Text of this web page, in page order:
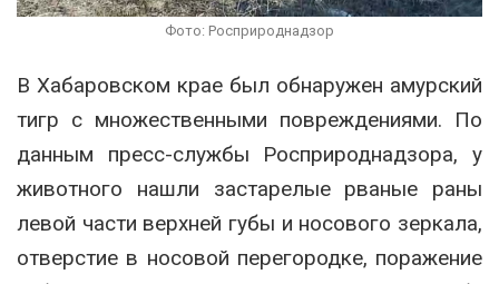
Фото: Росприроднадзор
В Хабаровском крае был обнаружен амурский
тигр с множественными повреждениями. По
данным пресс-службы Росприроднадзора, у
животного нашли застарелые рваные раны
левой части верхней губы и носового зеркала,
отверстие в носовой перегородке, поражение